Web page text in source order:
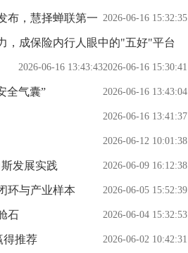
布，慧择蝉联第一 2026-06-16 15:32:35
，成保险内行人眼中的"五好"平台
2026-06-16 15:30:41
2026-06-16 13:43:43
全气囊” 2026-06-16 13:43:04
2026-06-16 13:41:37
2026-06-12 10:01:38
发展实践 2026-06-09 16:12:38
环与产业样本 2026-06-05 15:52:39
石 2026-06-04 15:32:53
得推荐 2026-06-02 10:42:31